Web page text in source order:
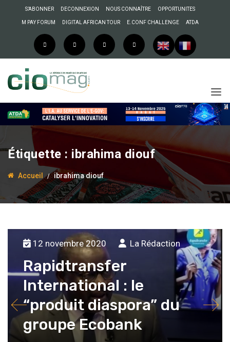
S’ABONNER DECONNEXION NOUS CONNAÎTRE OPPORTUNITES
M PAY FORUM DIGITAL AFRICAN TOUR E.CONF CHALLENGE ATDA
Étiquette : ibrahima diouf
Accueil ibrahima diouf
12 novembre 2020 La Rédaction
Rapidtransfer
International : le
“produit diaspora” du
groupe Ecobank